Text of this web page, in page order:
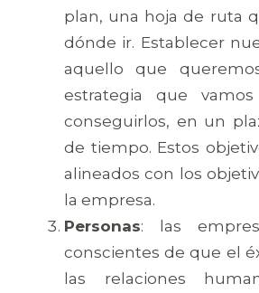
plan, una hoja de ruta
dónde ir. Establecer
aquello que
estrategia que
conseguirlos, en un
de tiempo. Estos
alineados con los
la empresa.
Personas: las
conscientes de que el
las relaciones